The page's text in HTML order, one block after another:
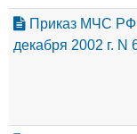
Приказ МЧС РФ
декабря 2002 г. N